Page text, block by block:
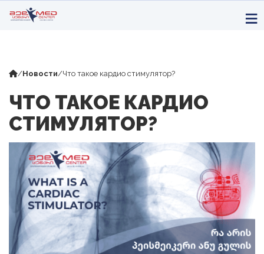
/Новости/Что такое кардио стимулятор?
ЧТО ТАКОЕ КАРДИО
СТИМУЛЯТОР?